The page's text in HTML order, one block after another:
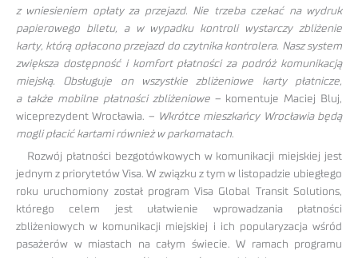
z wniesieniem opłaty za przejazd. Nie trzeba czekać na wydruk
papierowego biletu, a w wypadku kontroli wystarczy zbliżenie
karty, którą opłacono przejazd do czytnika kontrolera. Nasz system
zwiększa dostępność i komfort płatności za podróż komunikacją
miejską. Obsługuje on wszystkie zbliżeniowe karty płatnicze,
a także mobilne płatności zbliżeniowe – komentuje Maciej Bluj,
wiceprezydent Wrocławia. – Wkrótce mieszkańcy Wrocławia będą
mogli płacić kartami również w parkomatach.
Rozwój płatności bezgotówkowych w komunikacji miejskiej jest
jednym z priorytetów Visa. W związku z tym w listopadzie ubiegłego
roku uruchomiony został program Visa Global Transit Solutions,
którego celem jest ułatwienie wprowadzania płatności
zbliżeniowych w komunikacji miejskiej i ich popularyzacja wśród
pasażerów w miastach na całym świecie. W ramach programu